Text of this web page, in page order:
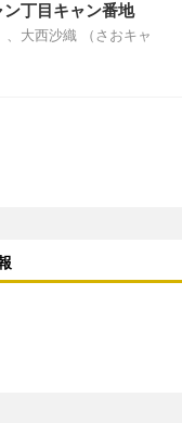
丁目キャン番地
、大西沙織 （さおキャ